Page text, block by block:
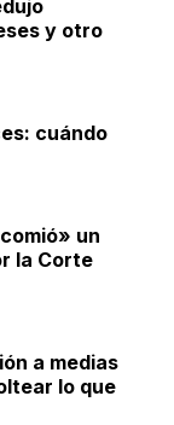
y otro
cuándo
un
la Corte
a medias
lo que